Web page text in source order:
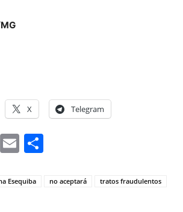
X Telegram
WhatsApp
Email
Esequiba no aceptará
tratos fraudulentos